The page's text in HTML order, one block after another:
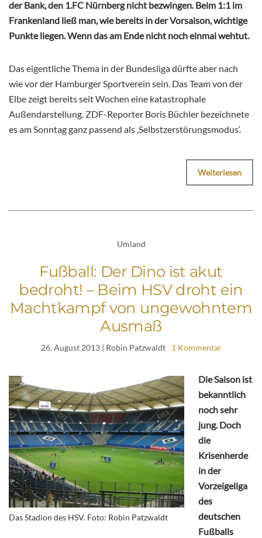
der Bank, den 1.FC Nürnberg nicht bezwingen. Beim 1:1 im
Frankenland ließ man, wie bereits in der Vorsaison, wichtige
Punkte liegen. Wenn das am Ende nicht noch einmal wehtut.
Das eigentliche Thema in der Bundesliga dürfte aber nach
wie vor der Hamburger Sportverein sein. Das Team von der
Elbe zeigt bereits seit Wochen eine katastrophale
Außendarstellung. ZDF-Reporter Boris Büchler bezeichnete
es am Sonntag ganz passend als ‚Selbstzerstörungsmodus‘.
Weiterlesen
Umland
Fußball: Der Dino ist akut
bedroht! – Beim HSV droht ein
Machtkampf von ungewohntem
Ausmaß
26. August 2013| Robin Patzwaldt 1 Kommentar
Das Stadion des HSV. Foto: Robin Patzwaldt
Die Saison ist
bekanntlich
noch sehr
jung. Doch
die
Krisenherde
in der
Vorzeigeliga
des
deutschen
Fußballs